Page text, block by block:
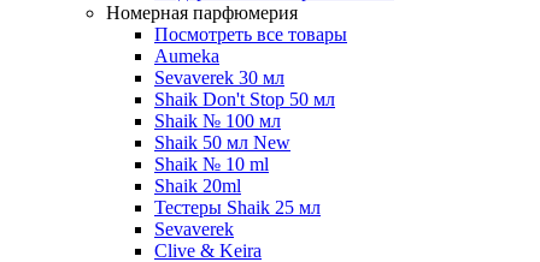
Номерная парфюмерия
Посмотреть все товары
Aumeka
Sevaverek 30 мл
Shaik Don't Stop 50 мл
Shaik № 100 мл
Shaik 50 мл New
Shaik № 10 ml
Shaik 20ml
Тестеры Shaik 25 мл
Sevaverek
Clive & Keira